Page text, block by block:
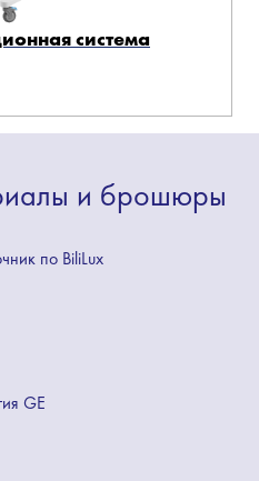
система
и брошюры
по BiliLux
GE